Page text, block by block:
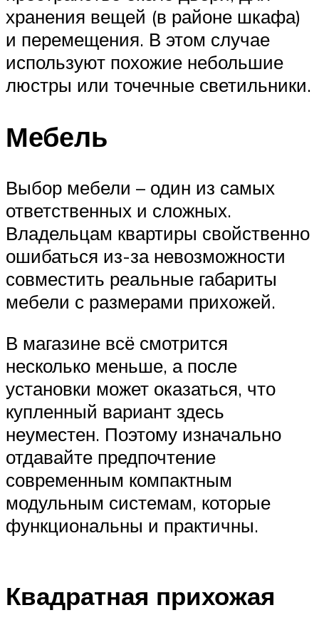
хранения вещей (в районе шкафа)
и перемещения. В этом случае
используют похожие небольшие
люстры или точечные светильники.
Мебель
Выбор мебели – один из самых
ответственных и сложных.
Владельцам квартиры свойственно
ошибаться из-за невозможности
совместить реальные габариты
мебели с размерами прихожей.
В магазине всё смотрится
несколько меньше, а после
установки может оказаться, что
купленный вариант здесь
неуместен. Поэтому изначально
отдавайте предпочтение
современным компактным
модульным системам, которые
функциональны и практичны.
Квадратная прихожая